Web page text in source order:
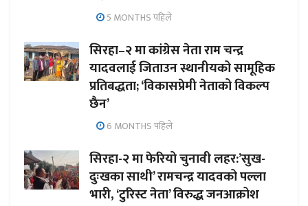
5 MONTHS पहिले
सिरहा–२ मा कांग्रेस नेता राम चन्द्र
यादवलाई जिताउन स्थानीयको सामूहिक
प्रतिबद्धता; ‘विकासप्रेमी नेताको विकल्प
छैन’
6 MONTHS पहिले
सिरहा-२ मा फेरियो चुनावी लहर:’सुख-
दुःखका साथी’ रामचन्द्र यादवको पल्ला
भारी, ‘टुरिस्ट नेता’ विरुद्ध जनआक्रोश